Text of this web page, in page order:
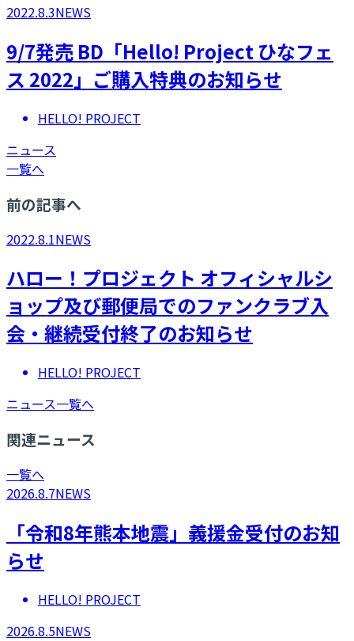
2022.8.3NEWS
9/7発売 BD「Hello! Project ひなフェ
ス 2022」ご購入特典のお知らせ
HELLO! PROJECT
ニュース
一覧へ
前の記事へ
2022.8.1NEWS
ハロー！プロジェクト オフィシャルシ
ョップ及び郵便局でのファンクラブ入
会・継続受付終了のお知らせ
HELLO! PROJECT
ニュース一覧へ
関連ニュース
一覧へ
2026.8.7NEWS
「令和8年熊本地震」義援金受付のお知
らせ
HELLO! PROJECT
2026.8.5NEWS